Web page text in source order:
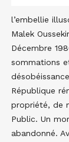
l’embellie
Malek
Décembre
sommations
République
propriété, de
Public. Un
abandonné.